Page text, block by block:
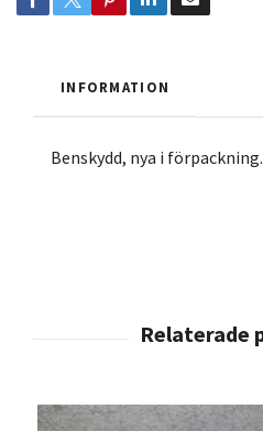
INFORMATION
Benskydd, nya i förpackning.